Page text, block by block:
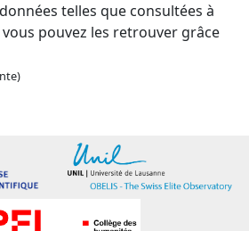
telles que consultées à
pouvez les retrouver grâce